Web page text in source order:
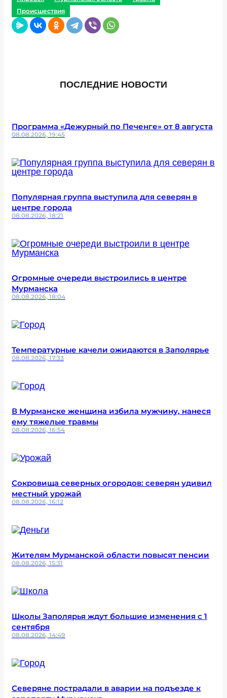
Происшествия
ПОСЛЕДНИЕ НОВОСТИ
Программа «Дежурный по Печенге» от 8 августа
08.08.2026, 19:45
Популярная группа выступила для северян в
центре города
08.08.2026, 18:21
Огромные очереди выстроились в центре
Мурманска
08.08.2026, 18:04
Температурные качели ожидаются в Заполярье
08.08.2026, 17:33
В Мурманске женщина избила мужчину, нанеся
ему тяжелые травмы
08.08.2026, 16:54
Сокровища северных огородов: северян удивил
местный урожай
08.08.2026, 16:12
Жителям Мурманской области повысят пенсии
08.08.2026, 15:31
Школы Заполярья ждут большие изменения с 1
сентября
08.08.2026, 14:49
Северяне пострадали в аварии на подъезде к